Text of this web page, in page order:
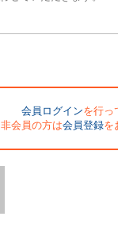
会員ログインを行っ
非会員の方は会員登録を